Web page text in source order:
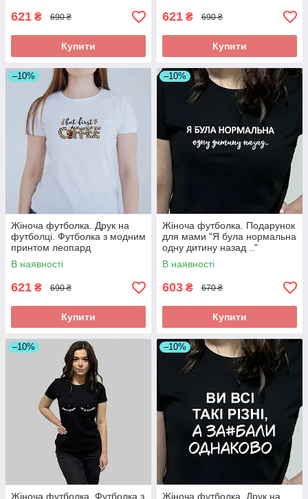
621 ₴ 690 ₴
Купити
621 ₴ 690 ₴
Купити
–10%
Жіноча футболка. Друк на
футболці. Футболка з модним
принтом леопард
В наявності
621 ₴ 690 ₴
Купити
–10%
Жіноча футболка. Подарунок
для мами "Я була нормальна
одну дитину назад .."
В наявності
603 ₴ 670 ₴
Купити
–10%
Жіноча футболка. Футболка з
–10%
Жіноча футболка. Друк на